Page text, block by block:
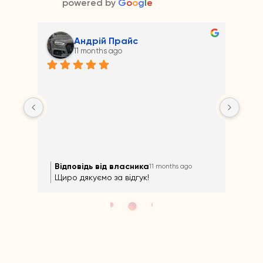
powered by Goog e
Андрій Прайс
11 months ago
Відповідь від власника11 months ago
Щиро дякуємо за відгук!